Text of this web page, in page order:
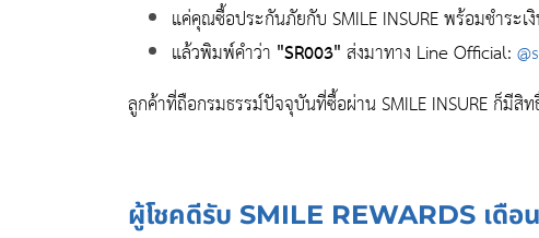
แค่คุณซื้อประกันภัยกับ SMILE INSURE พร้อมชำระเ
แล้วพิมพ์คำว่า "SR003"ส่งมาทาง Line Official:
ลูกค้าที่ถือกรมธรรม์ปัจจุบันที่ซื้อผ่าน SMILE INSURE ก็มี
ผู้โชคดีรับ SMILE REWARDS เดือน